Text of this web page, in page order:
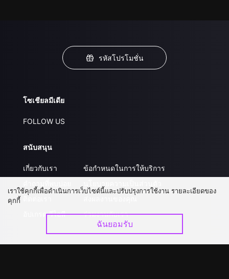
รหัสโปรโมชั่น
โซเชียลมีเดีย
FOLLOW US
สนับสนุน
เกี่ยวกับเรา
อัปเกรด วีไอพี
ข้อกำหนดในการให้บริการ
ร่วมงานกับเรา
เราใช้คุกกี้เพื่อดำเนินการเว็บไซต์นี้และปรับปรุงการใช้งาน รายละเอียดของ
คุกกี้
ฉันยอมรับ